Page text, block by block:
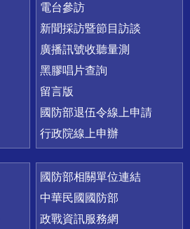
電台參訪
新聞採訪暨節目訪談
廣播訊號收聽量測
黑膠唱片查詢
留言版
國防部退伍令線上申請
行政院線上申辦
國防部相關單位連結
中華民國國防部
政戰資訊服務網